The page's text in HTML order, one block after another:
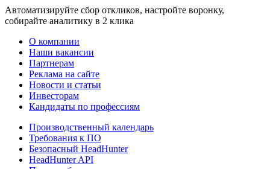
Автоматизируйте сбор откликов, настройте воронку,
собирайте аналитику в 2 клика
О компании
Наши вакансии
Партнерам
Реклама на сайте
Новости и статьи
Инвесторам
Кандидаты по профессиям
Производственный календарь
Требования к ПО
Безопасный HeadHunter
HeadHunter API